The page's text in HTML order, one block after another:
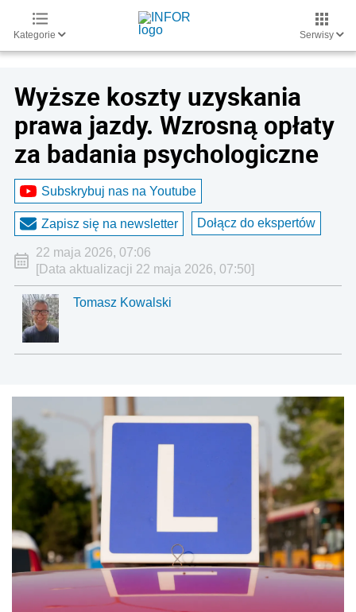
Kategorie Serwisy
Wyższe koszty uzyskania
prawa jazdy. Wzrosną opłaty
za badania psychologiczne
Subskrybuj nas na Youtube
Zapisz się na newsletter Dołącz do ekspertów
22 maja 2026, 07:06
[Data aktualizacji 22 maja 2026, 07:50]
Tomasz Kowalski